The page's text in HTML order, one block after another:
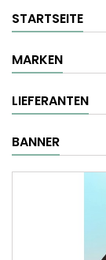
STARTSEITE
MARKEN
LIEFERANTEN
BANNER